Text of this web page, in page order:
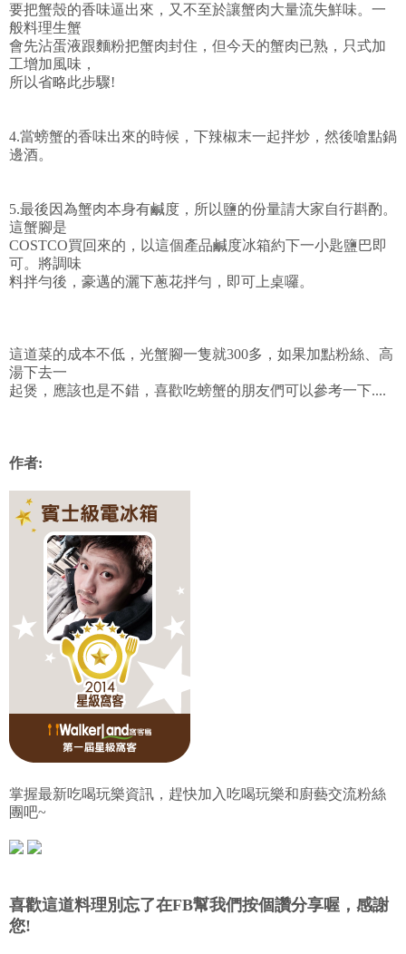
要把蟹殼的香味逼出來，又不至於讓蟹肉大量流失鮮味。一
般料理生蟹
會先沾蛋液跟麵粉把蟹肉封住，但今天的蟹肉已熟，只式加
工增加風味，
所以省略此步驟!
4.當螃蟹的香味出來的時候，下辣椒末一起拌炒，然後嗆點鍋
邊酒。
5.最後因為蟹肉本身有鹹度，所以鹽的份量請大家自行斟酌。
這蟹腳是
COSTCO買回來的，以這個產品鹹度冰箱約下一小匙鹽巴即
可。將調味
料拌勻後，豪邁的灑下蔥花拌勻，即可上桌囉。
這道菜的成本不低，光蟹腳一隻就300多，如果加點粉絲、高
湯下去一
起煲，應該也是不錯，喜歡吃螃蟹的朋友們可以參考一下....
作者:
掌握最新吃喝玩樂資訊，趕快加入吃喝玩樂和廚藝交流粉絲
團吧~
喜歡這道料理別忘了在FB幫我們按個讚分享喔，感謝
您!